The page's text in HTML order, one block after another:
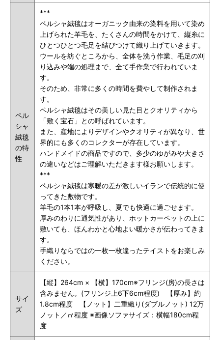
ペル
シャ
絨毯
の特
性
***
ペルシャ絨毯はオーガニック由来の染料を用いて染め
上げられた羊毛を、たくさんの時間をかけて、縦糸に
ひとつひとつ毛足を結びつけて織り上げていきます。
ウールを紡ぐところから、全体を洗う作業、毛足の刈
り込みや端の処理まで、全て手作業で行われていま
す。
そのため、非常に多くの時間を費やして制作されま
す。
ペルシャ絨毯はその美しい見た目とクオリティから
「敷く宝石」との呼ばれています。
また、産地によりデザインやクオリティが異なり、世
界的にも多くのコレクターが存在しています。
ハンドメイドの商品ですので、多少のゆがみや大きさ
の違いなどはご理解いただきます様お願いします。
***
ペルシャ絨毯は寒暖の差が激しいイランで伝統的に使
ってきた敷物です。
羊毛の1本1本が呼吸し、夏でも快適に過ごせます。
厚みのわりに通気性があり、ホットカーペットの上に
敷いても、ほんわかと心地よい暖かさが伝わってきま
す。
手織りならではの一枚一枚違ったテイストをお楽しみ
ください。
サイ
ズ
【縦】264cm × 【横】170cm※フリンジ(房)の長さは
含みません。(フリンジ上6下6cm程度) 【厚み】約
1.8cm程度 【ノット】二重織り(ダブルノット) 12万
ノット／㎡程度 ※画像ソファサイズ：横幅180cm程
度